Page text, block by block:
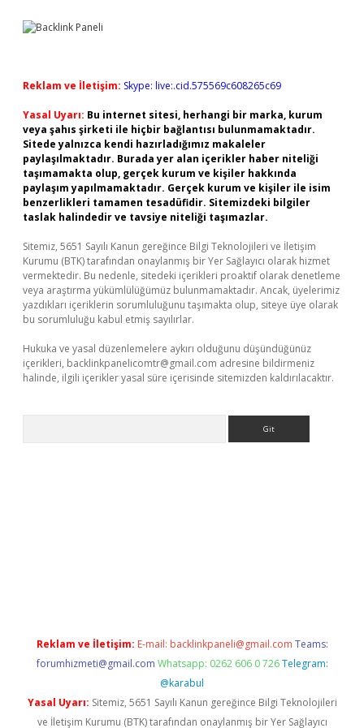
Reklam ve İletişim: Skype: live:.cid.575569c608265c69
Yasal Uyarı: Bu internet sitesi, herhangi bir marka, kurum
veya şahıs şirketi ile hiçbir bağlantısı bulunmamaktadır.
Sitede yalnızca kendi hazırladığımız makaleler
paylaşılmaktadır. Burada yer alan içerikler haber niteliği
taşımamakta olup, gerçek kurum ve kişiler hakkında
paylaşım yapılmamaktadır. Gerçek kurum ve kişiler ile isim
benzerlikleri tamamen tesadüfidir. Sitemizdeki bilgiler
taslak halindedir ve tavsiye niteliği taşımazlar.
Sitemiz, 5651 Sayılı Kanun gereğince Bilgi Teknolojileri ve İletişim
Kurumu (BTK) tarafından onaylanmış bir Yer Sağlayıcı olarak hizmet
vermektedir. Bu nedenle, sitedeki içerikleri proaktif olarak denetleme
veya araştırma yükümlülüğümüz bulunmamaktadır. Ancak, üyelerimiz
yazdıkları içeriklerin sorumluluğunu taşımakta olup, siteye üye olarak
bu sorumluluğu kabul etmiş sayılırlar.
Hukuka ve yasal düzenlemelere aykırı olduğunu düşündüğünüz
içerikleri, backlinkpanelicomtr@gmail.com adresine bildirmeniz
halinde, ilgili içerikler yasal süre içerisinde sitemizden kaldırılacaktır.
Reklam ve İletişim: E-mail: backlinkpaneli@gmail.com Teams:
forumhizmeti@gmail.com Whatsapp: 0262 606 0 726 Telegram:
@karabul
Yasal Uyarı: Sitemiz, 5651 Sayılı Kanun gereğince Bilgi Teknolojileri
ve İletişim Kurumu (BTK) tarafından onaylanmış bir Yer Sağlayıcı